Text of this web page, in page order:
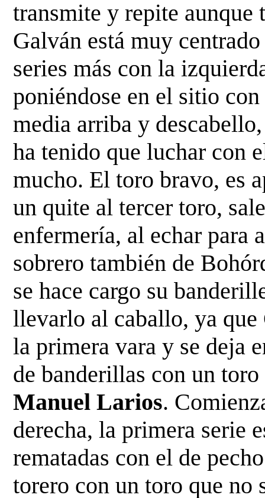
transmite y repite aunque
Galván está muy
series más con la
poniéndose en el sitio
media arriba y
ha tenido que luchar con
mucho. El toro bravo, es
un quite al tercertoro,
enfermería, al echar para
sobrerotambién de
se hace cargo su
llevarlo al caballo, ya
la primera vara y se deja
de banderillas con un toro
ManuelLarios.
derecha, la primera serie
rematadas con el de
torero con un toro que no